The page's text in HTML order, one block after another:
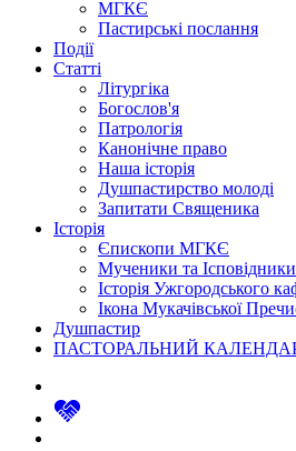
МГКЄ
Пастирські послання
Події
Статті
Літургіка
Богослов'я
Патрологія
Канонічне право
Наша історія
Душпастирство молоді
Запитати Священика
Історія
Єпископи МГКЄ
Мученики та Ісповідники
Історія Ужгородського
Ікона Мукачівської
Душпастир
ПАСТОРАЛЬНИЙ